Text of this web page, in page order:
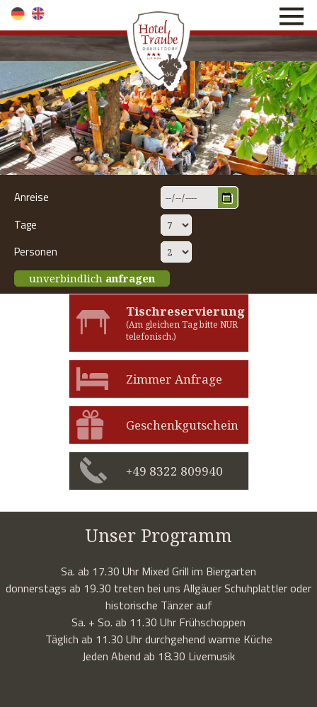
direkt zur Navigation
direkt zum Inhalt
Anreise
Tage
Personen
unverbindlich anfragen
Unser Programm
Sa. ab 17.30 Uhr Mixed Grill im Biergarten
donnerstags ab 19.30 treten bei uns Allgäuer Schuhplattler oder
historische Tänzer auf
Sa. + So. ab 11.30 Uhr Frühschoppen
Täglich ab 11.30 Uhr durchgehend warme Küche
Jeden Abend ab 18.30 Livemusik
Tischreservierung
(Am gleichen Tag bitte NUR
telefonisch.)
Zimmer Anfrage
Geschenkgutschein
+49 8322 809940